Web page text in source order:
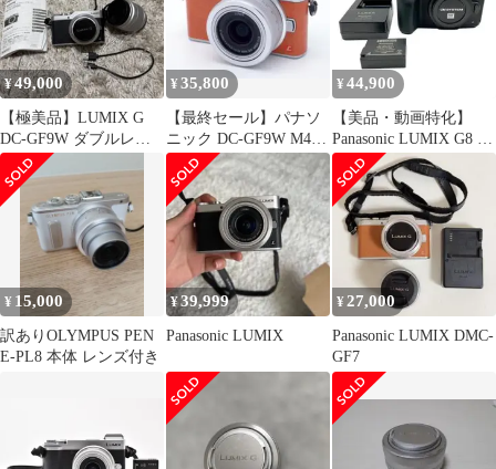
¥49,000
【極美品】LUMIX G
DC-GF9W ダブルレン
ズキット
¥35,800
【最終セール】パナソ
ニック DC-GF9W M4/3
金属マウントレンズセ
ット
¥ 44,900
【美品・動画特化】
Panasonic LUMIX G8 レ
ンズ＆配信・給電セッ
ト
¥ 15,000
訳ありOLYMPUS PEN
E-PL8 本体 レンズ付き
¥39,999
Panasonic LUMIX
¥27,000
Panasonic LUMIX DMC-
GF7